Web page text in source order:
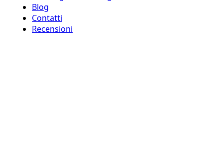
Blog
Contatti
Recensioni